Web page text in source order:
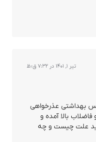
تیر ۱, ۱۴۰۱ در ۷:۳۲ ق٫ظ
بهداشتی عذرخواهی
بالا آمده و
علت چیست و چه